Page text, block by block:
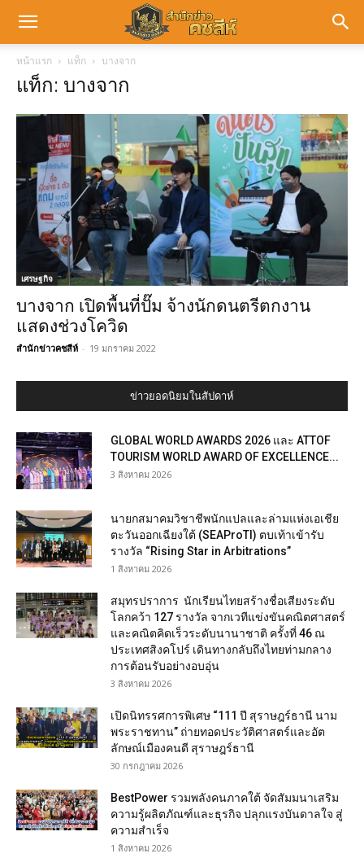
หน้าแรก แท็ก บางจาก
แท็ก: บางจาก
เศรษฐกิจ
บางจาก เปิดพื้นที่ปั๊ม จ้างนักดนตรีตกงาน
แสดงช่วงโควิด
สำนักข่าวคชสีห์ - 19 มกราคม 2022
ข่าวยอดนิยมในสัปดาห์
GLOBAL WORLD AWARDS 2026 และ ATTOF
TOURISM WORLD AWARD OF EXCELLENCE...
3 สิงหาคม 2026
นายกสมาคมวิชาชีพนักแปลและล่ามแห่งเอเชีย
ตะวันออกเฉียงใต้ (SEAProTI) ตบเท้าเข้ารับ
รางวัล “Rising Star in Arbitrations”
1 สิงหาคม 2026
สมุทรปราการ นักเรียนไทยสร้างชื่อเสียงระดับ
โลกคว้า 127 รางวัล จากเวทีแข่งขันคณิตศาสตร์
และคณิตคิดเร็วระดับนานาชาติ ครั้งที่ 46 ณ
ประเทศสิงคโปร์ เดินทางกลับถึงไทยท่ามกลาง
การต้อนรับอย่างอบอุ่น
3 สิงหาคม 2026
เปิดนิทรรศการพิเศษ “111 ปี สุราษฎร์ธานี นาม
พระราชทาน” ถ่ายทอดประวัติศาสตร์และอัต
ลักษณ์เมืองคนดี สุราษฎร์ธานี
30 กรกฎาคม 2026
BestPower รวมพลังคนภาคใต้ จัดสัมมนาเสริม
ความรู้ผลิตภัณฑ์และธุรกิจ ปลุกแรงบันดาลใจ สู่
ความสำเร็จ
1 สิงหาคม 2026